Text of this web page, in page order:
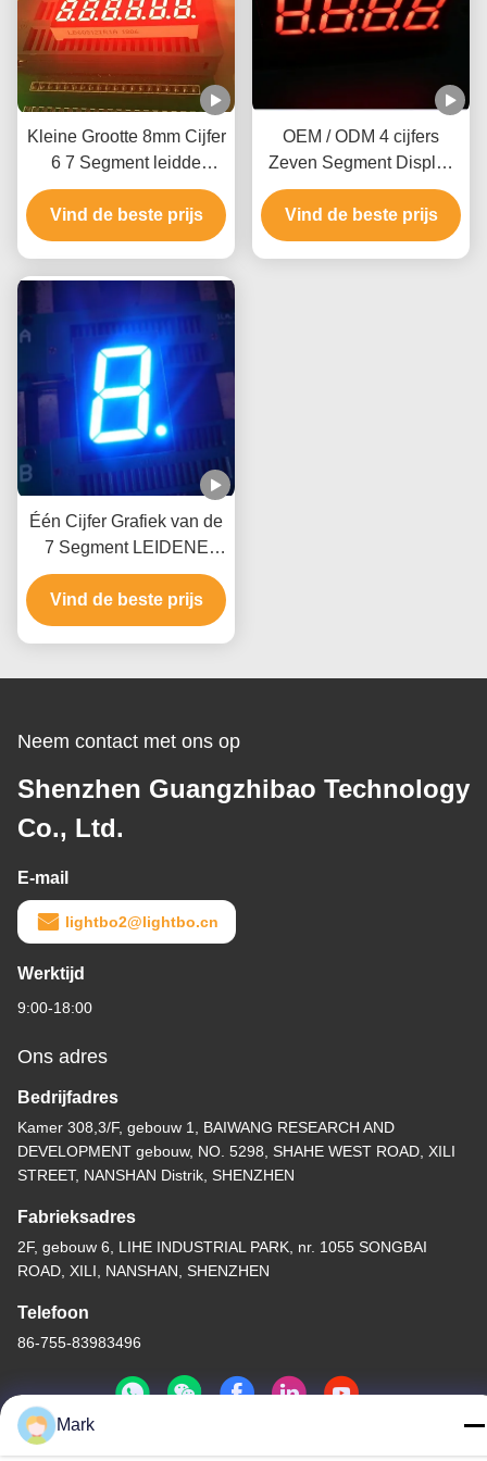
Kleine Grootte 8mm Cijfer
6 7 Segment leidde
Vertoning 0.31inch voor
Tempearture-Indicator
Vind de beste prijs
OEM / ODM 4 cijfers
Zeven Segment Display
met CMOS ITL-circuit
Vind de beste prijs
Één Cijfer Grafiek van de
7 Segment LEIDENE
Goedgekeurd Ce van
RoHS Vertonings
Volledig Kleur Binnen
Vind de beste prijs
Neem contact met ons op
Shenzhen Guangzhibao Technology
Co., Ltd.
E-mail
lightbo2@lightbo.cn
Werktijd
9:00-18:00
Ons adres
Bedrijfadres
Kamer 308,3/F, gebouw 1, BAIWANG RESEARCH AND
DEVELOPMENT gebouw, NO. 5298, SHAHE WEST ROAD, XILI
STREET, NANSHAN Distrik, SHENZHEN
Fabrieksadres
2F, gebouw 6, LIHE INDUSTRIAL PARK, nr. 1055 SONGBAI
ROAD, XILI, NANSHAN, SHENZHEN
Telefoon
86-755-83983496
Mark